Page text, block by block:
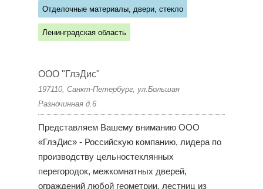
Отделочные материалы, двери, стекло
Ленинградская область
ООО "ГлэДис"
197110, Санкт-Петербург, ул.Большая
Разночинная д.6
Представляем Вашему вниманию ООО
«ГлэДис» - Российскую компанию, лидера по
производству цельностеклянных
перегородок, межкомнатных дверей,
ограждений любой геометрии, лестниц из